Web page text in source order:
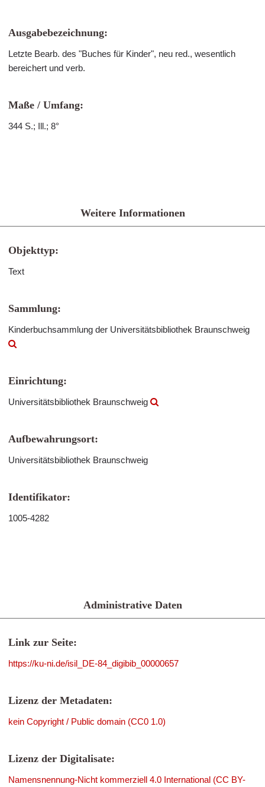
Ausgabebezeichnung:
Letzte Bearb. des "Buches für Kinder", neu red., wesentlich
bereichert und verb.
Maße / Umfang:
344 S.; Ill.; 8°
Weitere Informationen
Objekttyp:
Text
Sammlung:
Kinderbuchsammlung der Universitätsbibliothek Braunschweig
Einrichtung:
Universitätsbibliothek Braunschweig
Aufbewahrungsort:
Universitätsbibliothek Braunschweig
Identifikator:
1005-4282
Administrative Daten
Link zur Seite:
https://ku-ni.de/isil_DE-84_digibib_00000657
Lizenz der Metadaten:
kein Copyright / Public domain (CC0 1.0)
Lizenz der Digitalisate:
Namensnennung-Nicht kommerziell 4.0 International (CC BY-